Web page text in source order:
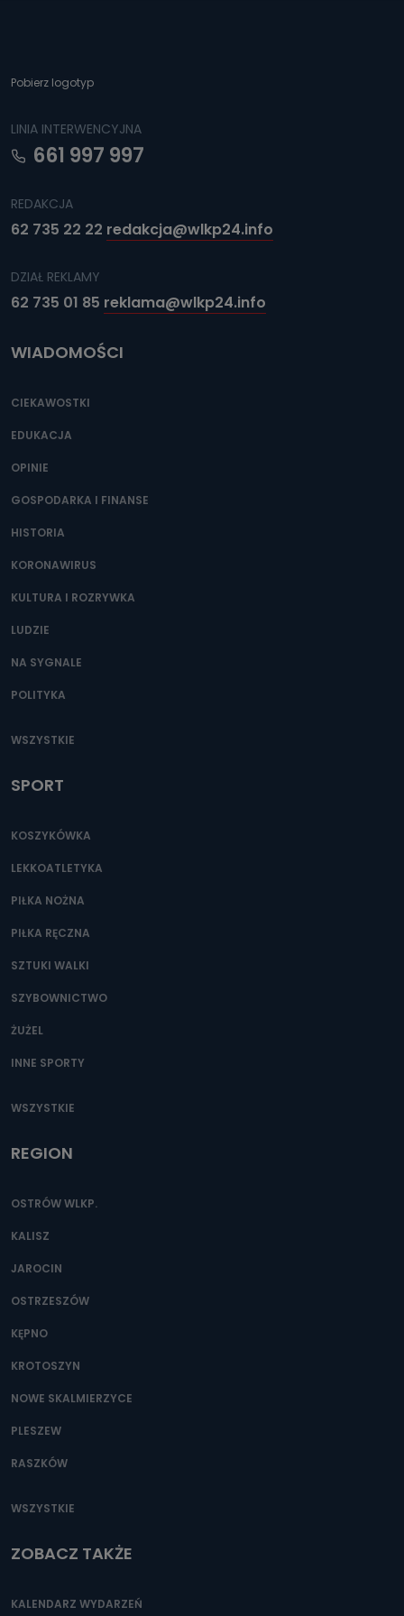
Pobierz logotyp
LINIA INTERWENCYJNA
661 997 997
REDAKCJA
62 735 22 22 redakcja@wlkp24.info
DZIAŁ REKLAMY
62 735 01 85 reklama@wlkp24.info
WIADOMOŚCI
CIEKAWOSTKI
EDUKACJA
OPINIE
GOSPODARKA I FINANSE
HISTORIA
KORONAWIRUS
KULTURA I ROZRYWKA
LUDZIE
NA SYGNALE
POLITYKA
WSZYSTKIE
SPORT
KOSZYKÓWKA
LEKKOATLETYKA
PIŁKA NOŻNA
PIŁKA RĘCZNA
SZTUKI WALKI
SZYBOWNICTWO
ŻUŻEL
INNE SPORTY
WSZYSTKIE
REGION
OSTRÓW WLKP.
KALISZ
JAROCIN
OSTRZESZÓW
KĘPNO
KROTOSZYN
NOWE SKALMIERZYCE
PLESZEW
RASZKÓW
WSZYSTKIE
ZOBACZ TAKŻE
KALENDARZ WYDARZEŃ